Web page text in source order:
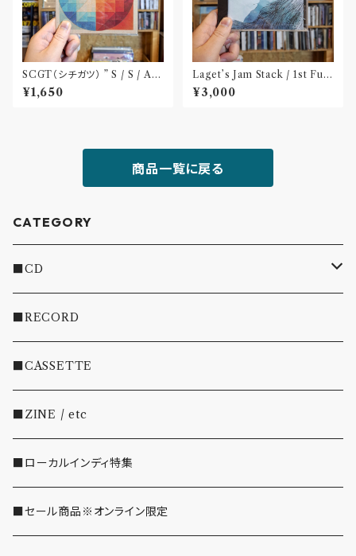
SCGT（シチガツ） ” S / S / A /
W”(CD)
¥1,650
Laget’s Jam Stack / 1st Full
Album『有限の中の永遠』(CD)
¥3,000
商品一覧に戻る
CATEGORY
■CD
・INDIE
・EMO/PUNK/POST HC
・SHOEGAZE/DREAMPOP/POST ROCK
・OTHER(LOUD/JUNK/RAP/ etc...)
■RECORD
■CASSETTE
■ZINE / etc
■ローカルインディ特集
■セール商品※オンライン限定